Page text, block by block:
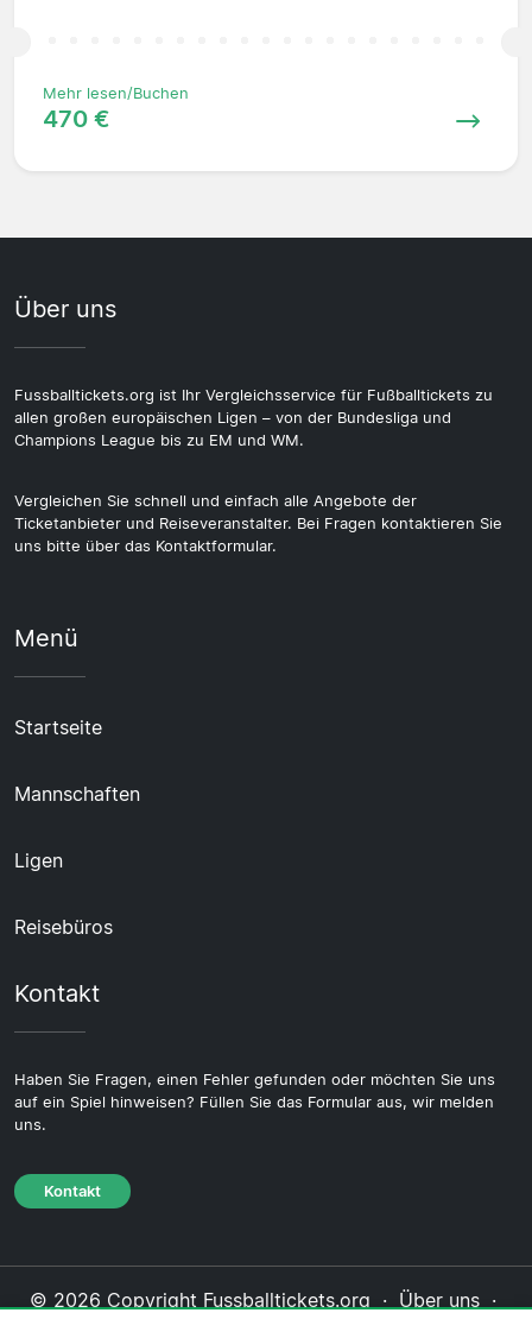
Mehr lesen/Buchen
470 €
Über uns
Fussballtickets.org ist Ihr Vergleichsservice für Fußballtickets zu
allen großen europäischen Ligen – von der Bundesliga und
Champions League bis zu EM und WM.
Vergleichen Sie schnell und einfach alle Angebote der
Ticketanbieter und Reiseveranstalter. Bei Fragen kontaktieren Sie
uns bitte über das Kontaktformular.
Menü
Startseite
Mannschaften
Ligen
Reisebüros
Kontakt
Haben Sie Fragen, einen Fehler gefunden oder möchten Sie uns
auf ein Spiel hinweisen? Füllen Sie das Formular aus, wir melden
uns.
Kontakt
© 2026 Copyright Fussballtickets.org · Über uns ·